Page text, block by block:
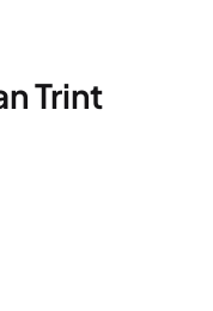
Trint